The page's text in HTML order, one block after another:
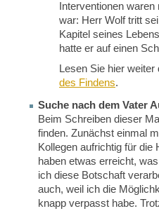
Interventionen
war: Herr Wolf tritt
Kapitel seines
hatte er auf einen
Lesen Sie hier
des Findens.
Suche nach dem Vater
Beim Schreiben dieser
finden. Zunächst einmal
Kollegen aufrichtig für die
haben etwas erreicht,
ich diese Botschaft
auch, weil ich die
knapp verpasst habe.